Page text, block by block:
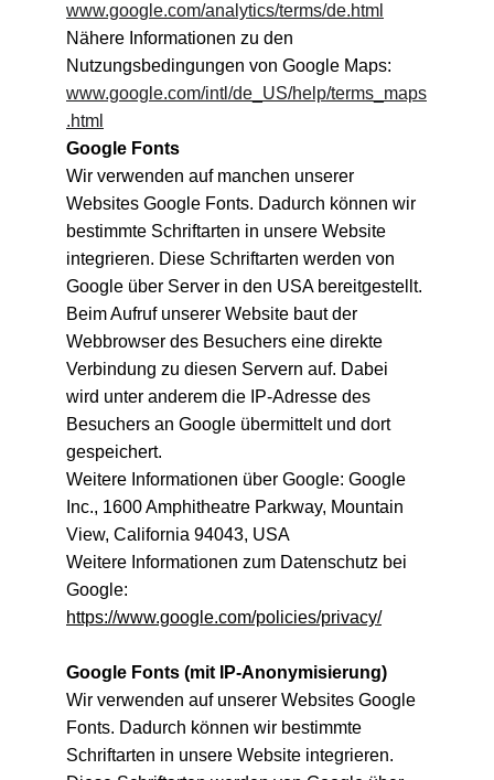
www.google.com/analytics/terms/de.html
Nähere Informationen zu den
Nutzungsbedingungen von Google Maps:
www.google.com/intl/de_US/help/terms_maps
.html
Google Fonts
Wir verwenden auf manchen unserer
Websites Google Fonts. Dadurch können wir
bestimmte Schriftarten in unsere Website
integrieren. Diese Schriftarten werden von
Google über Server in den USA bereitgestellt.
Beim Aufruf unserer Website baut der
Webbrowser des Besuchers eine direkte
Verbindung zu diesen Servern auf. Dabei
wird unter anderem die IP-Adresse des
Besuchers an Google übermittelt und dort
gespeichert.
Weitere Informationen über Google: Google
Inc., 1600 Amphitheatre Parkway, Mountain
View, California 94043, USA
Weitere Informationen zum Datenschutz bei
Google:
https://www.google.com/policies/privacy/
Google Fonts (mit IP-Anonymisierung)
Wir verwenden auf unserer Websites Google
Fonts. Dadurch können wir bestimmte
Schriftarten in unsere Website integrieren.